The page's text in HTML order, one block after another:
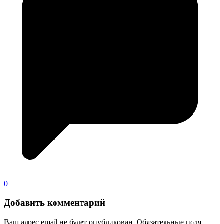
0
Добавить комментарий
Ваш адрес email не будет опубликован. Обязательные поля